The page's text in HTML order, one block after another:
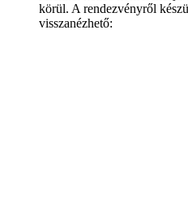
körül. A rendezvényről
visszanézhető: